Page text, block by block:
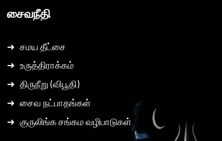
சைவநீதி
➜ சமய தீட்சை
➜ உருத்திராக்கம்
➜ திருநீறு (விபூதி)
➜ சைவ நட்பாதங்கள்
➜ குருலிங்க சங்கம வழிபாடுகள்